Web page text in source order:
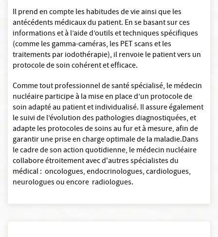
Il prend en compte les habitudes de vie ainsi que les
antécédents médicaux du patient. En se basant sur ces
informations et à l’aide d’outils et techniques spécifiques
(comme les gamma-caméras, les PET scans et les
traitements par iodothérapie), il renvoie le patient vers un
protocole de soin cohérent et efficace.
Comme tout professionnel de santé spécialisé, le médecin
nucléaire participe à la mise en place d’un protocole de
soin adapté au patient et individualisé. Il assure également
le suivi de l’évolution des pathologies diagnostiquées, et
adapte les protocoles de soins au fur et à mesure, afin de
garantir une prise en charge optimale de la maladie.Dans
le cadre de son action quotidienne, le médecin nucléaire
collabore étroitement avec d'autres spécialistes du
médical : oncologues, endocrinologues, cardiologues,
neurologues ou encore radiologues.